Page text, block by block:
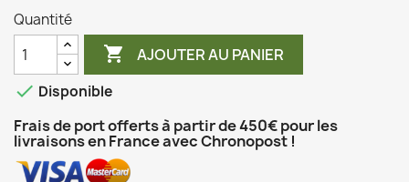
Quantité
 AJOUTER AU PANIER
 Disponible
Frais de port offerts à partir de 450€ pour les
livraisons en France avec Chronopost !